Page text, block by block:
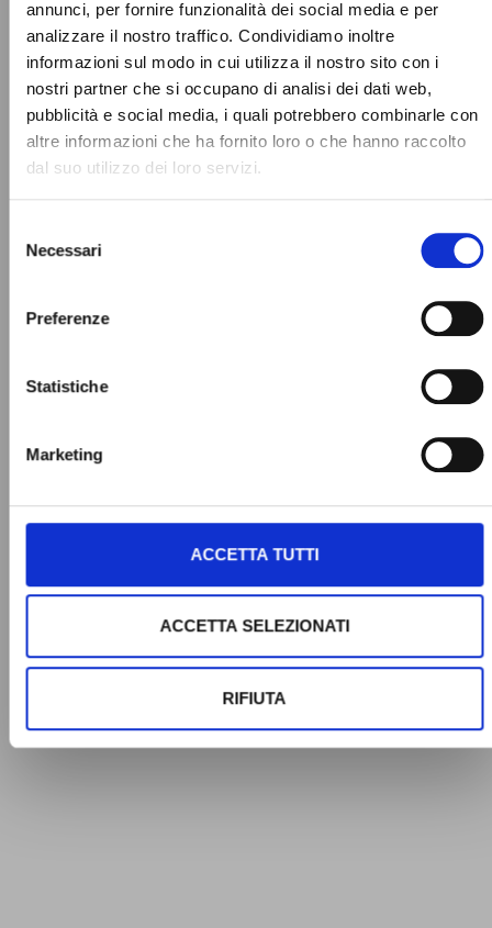
annunci, per fornire funzionalità dei social media e per
analizzare il nostro traffico. Condividiamo inoltre
informazioni sul modo in cui utilizza il nostro sito con i
nostri partner che si occupano di analisi dei dati web,
pubblicità e social media, i quali potrebbero combinarle con
altre informazioni che ha fornito loro o che hanno raccolto
dal suo utilizzo dei loro servizi.
delNecessari
Preferenze
Statistiche
Marketing
ACCETTA TUTTI
ACCETTA SELEZIONATI
RIFIUTA
#lifeisGUD